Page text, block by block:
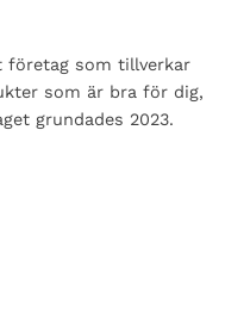
företag som tillverkar
som är bra för dig,
grundades 2023.